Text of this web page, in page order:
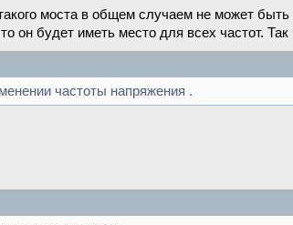
моста в общем случаем не может быть
он будет иметь место для всех частот.
частоты напряжения .